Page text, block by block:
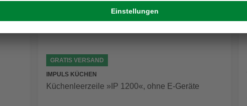
GRATIS VERSAND
IMPULS KÜCHEN
Küchenleerzeile »IP 1200«, ohne E-Geräte